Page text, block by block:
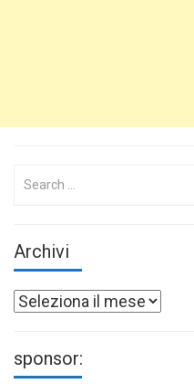
Search
Archivi
Archivi
sponsor: